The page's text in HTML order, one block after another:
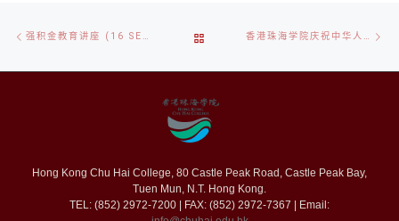
文
章
篇
强积金教育讲座 (16 SEP 2025)
回
文
列
篇
香港珠海学院庆祝中华人民共和国成立76周年升旗礼
Hong Kong Chu Hai College, 80 Castle Peak Road, Castle Peak Bay,
Tuen Mun, N.T. Hong Kong.
TEL: (852) 2972-7200 | FAX: (852) 2972-7367 | Email: